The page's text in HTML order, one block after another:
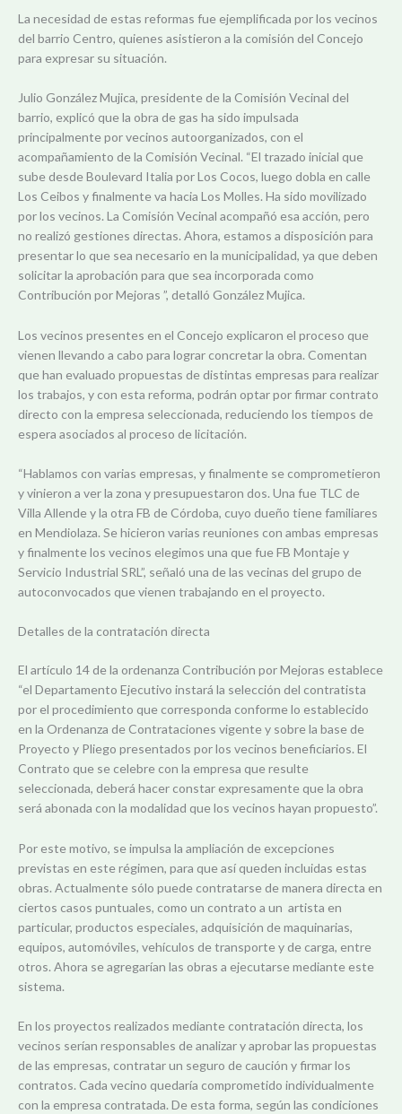
La necesidad de estas reformas fue ejemplificada por los vecinos
del barrio Centro, quienes asistieron a la comisión del Concejo
para expresar su situación.
Julio González Mujica, presidente de la Comisión Vecinal del
barrio, explicó que la obra de gas ha sido impulsada
principalmente por vecinos autoorganizados, con el
acompañamiento de la Comisión Vecinal. “El trazado inicial que
sube desde Boulevard Italia por Los Cocos, luego dobla en calle
Los Ceibos y finalmente va hacia Los Molles. Ha sido movilizado
por los vecinos. La Comisión Vecinal acompañó esa acción, pero
no realizó gestiones directas. Ahora, estamos a disposición para
presentar lo que sea necesario en la municipalidad, ya que deben
solicitar la aprobación para que sea incorporada como
Contribución por Mejoras ”, detalló González Mujica.
Los vecinos presentes en el Concejo explicaron el proceso que
vienen llevando a cabo para lograr concretar la obra. Comentan
que han evaluado propuestas de distintas empresas para realizar
los trabajos, y con esta reforma, podrán optar por firmar contrato
directo con la empresa seleccionada, reduciendo los tiempos de
espera asociados al proceso de licitación.
“Hablamos con varias empresas, y finalmente se comprometieron
y vinieron a ver la zona y presupuestaron dos. Una fue TLC de
Villa Allende y la otra FB de Córdoba, cuyo dueño tiene familiares
en Mendiolaza. Se hicieron varias reuniones con ambas empresas
y finalmente los vecinos elegimos una que fue FB Montaje y
Servicio Industrial SRL”, señaló una de las vecinas del grupo de
autoconvocados que vienen trabajando en el proyecto.
Detalles de la contratación directa
El artículo 14 de la ordenanza Contribución por Mejoras establece
“el Departamento Ejecutivo instará la selección del contratista
por el procedimiento que corresponda conforme lo establecido
en la Ordenanza de Contrataciones vigente y sobre la base de
Proyecto y Pliego presentados por los vecinos beneficiarios. El
Contrato que se celebre con la empresa que resulte
seleccionada, deberá hacer constar expresamente que la obra
será abonada con la modalidad que los vecinos hayan propuesto”.
Por este motivo, se impulsa la ampliación de excepciones
previstas en este régimen, para que así queden incluidas estas
obras. Actualmente sólo puede contratarse de manera directa en
ciertos casos puntuales, como un contrato a un artista en
particular, productos especiales, adquisición de maquinarias,
equipos, automóviles, vehículos de transporte y de carga, entre
otros. Ahora se agregarían las obras a ejecutarse mediante este
sistema.
En los proyectos realizados mediante contratación directa, los
vecinos serían responsables de analizar y aprobar las propuestas
de las empresas, contratar un seguro de caución y firmar los
contratos. Cada vecino quedaría comprometido individualmente
con la empresa contratada. De esta forma, según las condiciones